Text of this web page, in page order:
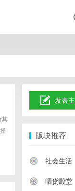
其
发表
版块推荐
社会生活
晒货殿堂